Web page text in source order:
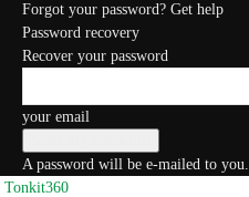
Forgot your password? Get help
Password recovery
Recover your password
your email
A password will be e-mailed to you.
Tonkit360